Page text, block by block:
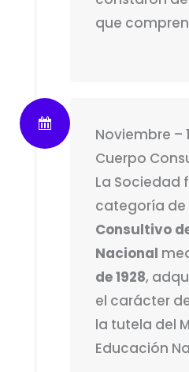
que
Noviembre –
Cuerpo
La Sociedad
categoría de
Consultivo
Nacional
de 1928,
el carácter
la tutela del
Educación